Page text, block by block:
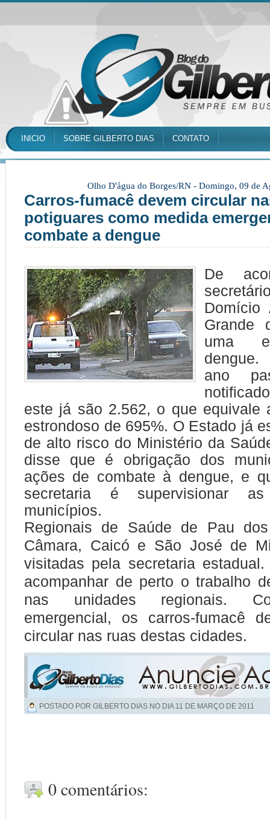
INICIO SOBRE GILBERTO DIAS CONTATO
Olho D'água do Borges/RN - Domingo, 09 de
Carros-fumacê devem circular
potiguares como medida
combate a dengue
De
Domício
Grande
uma
ano
este já são 2.562, o que equivale
estrondoso de 695%. O Estado já
de alto risco do Ministério da
disse que é obrigação dos
ações de combate à dengue, e
secretaria é supervisionar
municípios.
Regionais de Saúde de Pau
Câmara, Caicó e São José de
visitadas pela secretaria
acompanhar de perto o trabalho
nas unidades regionais.
emergencial, os carros-fumacê
circular nas ruas destas cidades.
POSTADO POR GILBERTO DIAS NO DIA 11 DE MARÇO DE 2011
0 comentários: